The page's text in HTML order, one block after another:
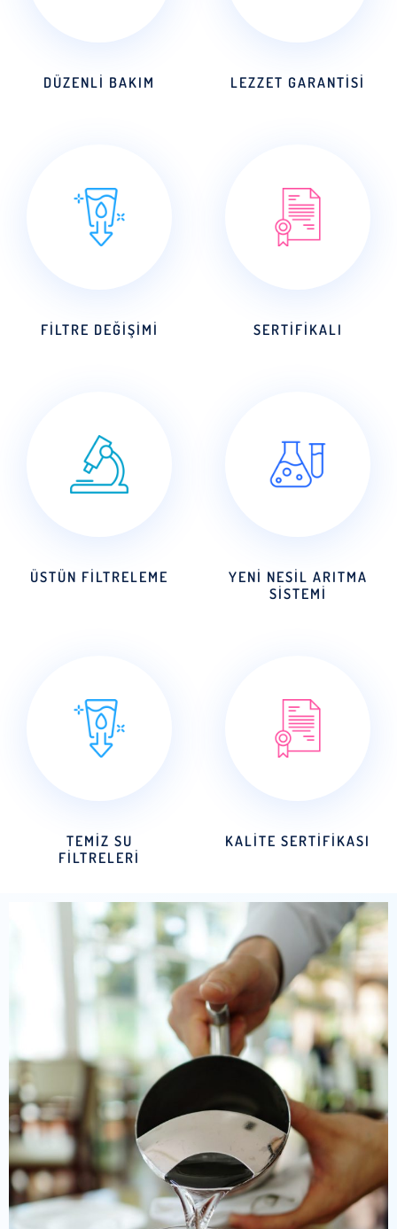
DÜZENLI BAKIM LEZZET GARANTISI
FILTRE DEĞIŞIMI SERTIFIKALI
ÜSTÜN FİLTRELEME
YENİ NESİL ARITMA
SİSTEMİ
TEMİZ SU
FİLTRELERİ
KALİTE SERTİFİKASI